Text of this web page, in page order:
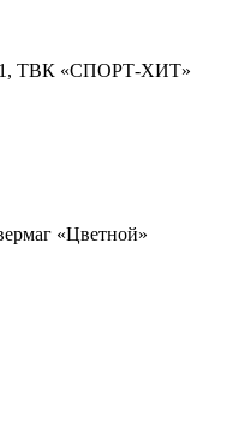
ТВК «СПОРТ-ХИТ»
«Цветной»